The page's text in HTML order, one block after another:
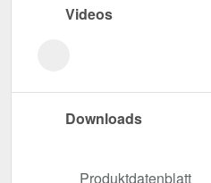
Videos
Downloads
Produktdatenblatt